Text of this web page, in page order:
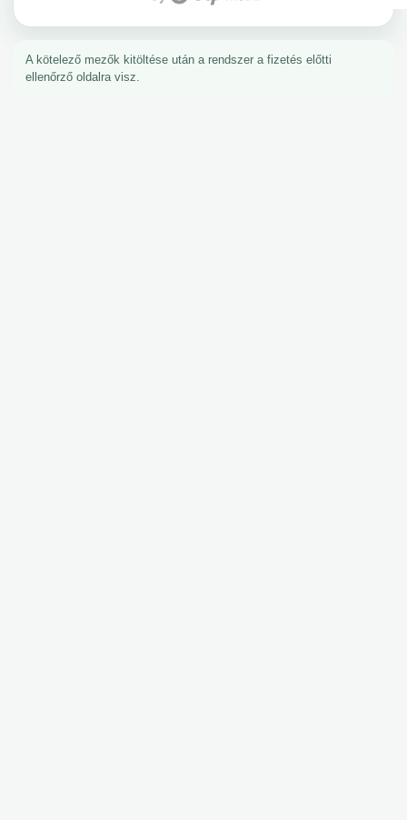
A kötelező mezők kitöltése után a rendszer a fizetés előtti
ellenőrző oldalra visz.